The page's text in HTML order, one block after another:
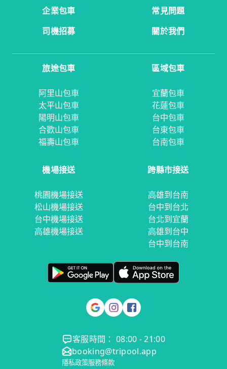
企業包車
常見問題
司機招募
關於我們
旅途包車
阿里山包車
太平山包車
陽明山包車
合歡山包車
福壽山包車
區域包車
宜蘭包車
花蓮包車
台中包車
台東包車
台南包車
機場接送
桃園機場接送
松山機場接送
台中機場接送
高雄機場接送
跨縣市接送
高雄到台南
台中到台北
台北到宜蘭
高雄到台中
台中到台南
客服時間： 08:00 - 21:00
booking@tripool.app
隱私政策服務條款